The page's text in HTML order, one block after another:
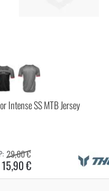
Intense SS MTB Jersey
15,90 €
29,00 €